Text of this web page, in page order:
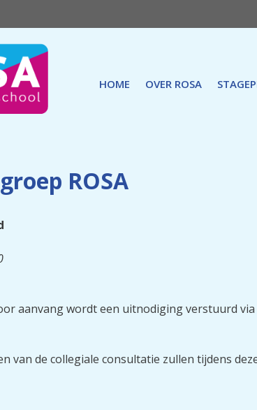
HOME OVER ROSA
ROSA
aanvang wordt een uitnodiging verstuurd
van de collegiale consultatie zullen tijdens